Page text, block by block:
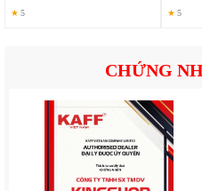
★ 5 ★ 5
CHỨNG